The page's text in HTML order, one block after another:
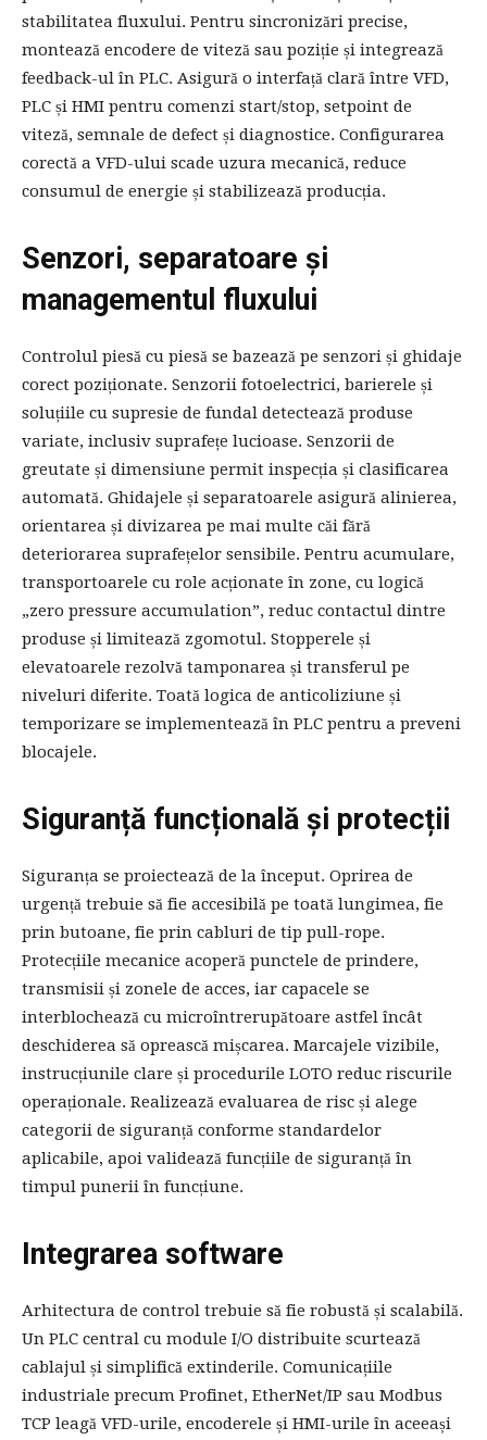
stabilitatea fluxului. Pentru sincronizări precise,
montează encodere de viteză sau poziție și integrează
feedback-ul în PLC. Asigură o interfață clară între VFD,
PLC și HMI pentru comenzi start/stop, setpoint de
viteză, semnale de defect și diagnostice. Configurarea
corectă a VFD-ului scade uzura mecanică, reduce
consumul de energie și stabilizează producția.
Senzori, separatoare și
managementul fluxului
Controlul piesă cu piesă se bazează pe senzori și ghidaje
corect poziționate. Senzorii fotoelectrici, barierele și
soluțiile cu supresie de fundal detectează produse
variate, inclusiv suprafețe lucioase. Senzorii de
greutate și dimensiune permit inspecția și clasificarea
automată. Ghidajele și separatoarele asigură alinierea,
orientarea și divizarea pe mai multe căi fără
deteriorarea suprafețelor sensibile. Pentru acumulare,
transportoarele cu role acționate în zone, cu logică
„zero pressure accumulation”, reduc contactul dintre
produse și limitează zgomotul. Stopperele și
elevatoarele rezolvă tamponarea și transferul pe
niveluri diferite. Toată logica de anticoliziune și
temporizare se implementează în PLC pentru a preveni
blocajele.
Siguranță funcțională și protecții
Siguranța se proiectează de la început. Oprirea de
urgență trebuie să fie accesibilă pe toată lungimea, fie
prin butoane, fie prin cabluri de tip pull-rope.
Protecțiile mecanice acoperă punctele de prindere,
transmisii și zonele de acces, iar capacele se
interblochează cu microîntrerupătoare astfel încât
deschiderea să oprească mișcarea. Marcajele vizibile,
instrucțiunile clare și procedurile LOTO reduc riscurile
operaționale. Realizează evaluarea de risc și alege
categorii de siguranță conforme standardelor
aplicabile, apoi validează funcțiile de siguranță în
timpul punerii în funcțiune.
Integrarea software
Arhitectura de control trebuie să fie robustă și scalabilă.
Un PLC central cu module I/O distribuite scurtează
cablajul și simplifică extinderile. Comunicațiile
industriale precum Profinet, EtherNet/IP sau Modbus
TCP leagă VFD-urile, encoderele și HMI-urile în aceeași